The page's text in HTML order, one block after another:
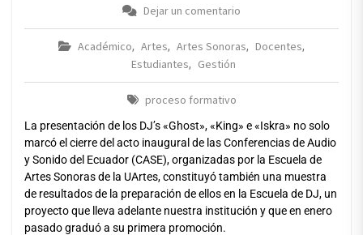
Dejar un comentario
Académico, Artes, Artes Sonoras, Docentes,
Estudiantes, Gestión
proceso formativo
La presentación de los DJ’s «Ghost», «King» e «Iskra» no solo
marcó el cierre del acto inaugural de las Conferencias de Audio
y Sonido del Ecuador (CASE), organizadas por la Escuela de
Artes Sonoras de la UArtes, constituyó también una muestra
de resultados de la preparación de ellos en la Escuela de DJ, un
proyecto que lleva adelante nuestra institución y que en enero
pasado graduó a su primera promoción.